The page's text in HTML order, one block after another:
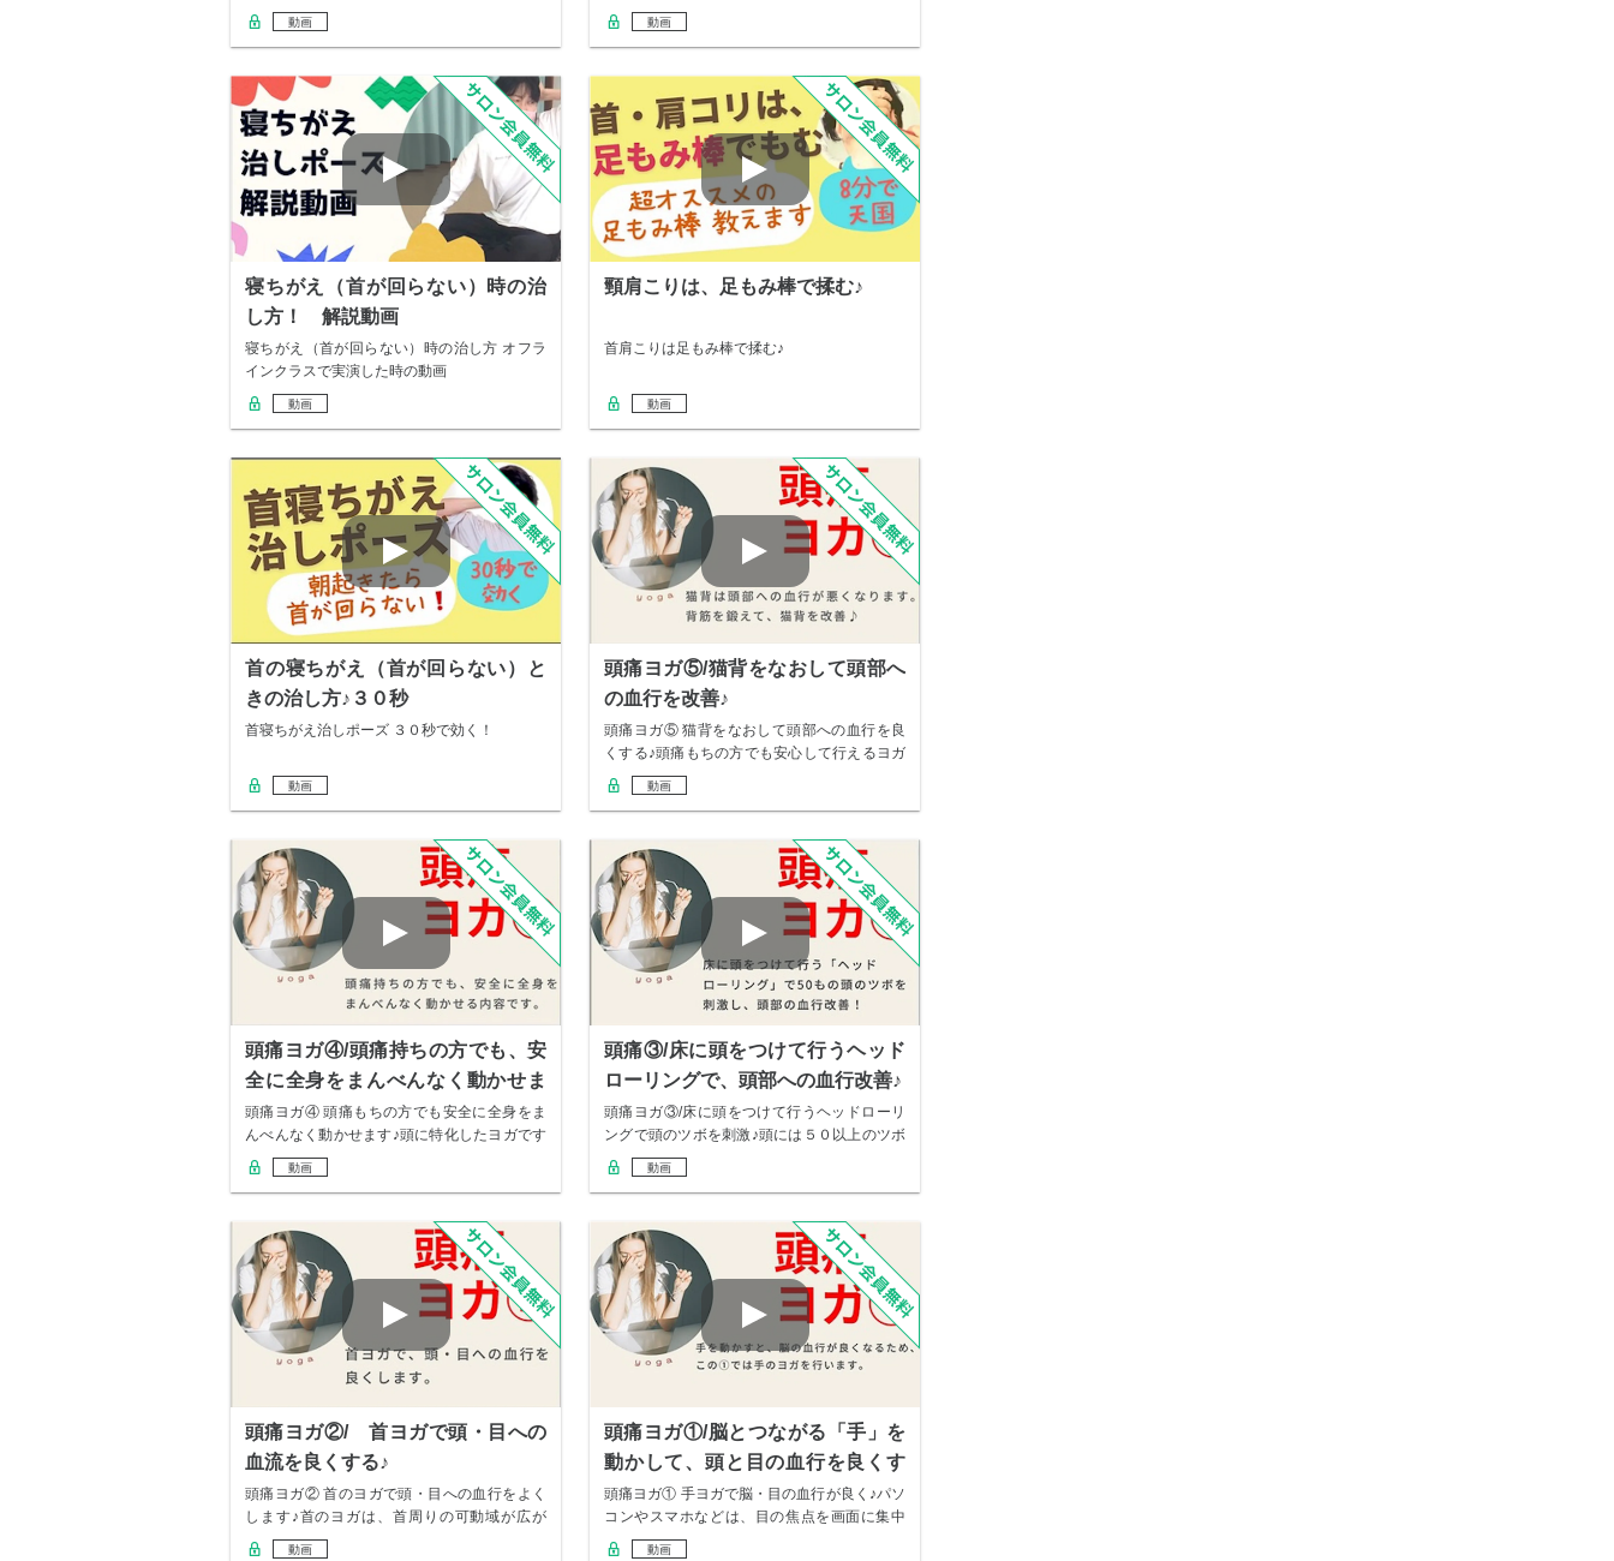
★最…
動画 動画
寝ちがえ（首が回らない）時の治
し方！ 解説動画
寝ちがえ（首が回らない）時の治し方 オフラ
インクラスで実演した時の動画
動画
頸肩こりは、足もみ棒で揉む♪
首肩こりは足もみ棒で揉む♪
動画
首の寝ちがえ（首が回らない）と
きの治し方♪３０秒
首寝ちがえ治しポーズ ３０秒で効く！
動画
頭痛ヨガ⑤/猫背をなおして頭部へ
の血行を改善♪
頭痛ヨガ⑤ 猫背をなおして頭部への血行を良
くする♪頭痛もちの方でも安心して行えるヨガ
の後編…
動画
頭痛ヨガ④/頭痛持ちの方でも、安
全に全身をまんべんなく動かせま
す。
頭痛ヨガ④ 頭痛もちの方でも安全に全身をま
んべんなく動かせます♪頭に特化したヨガです
が、全…
動画
頭痛③/床に頭をつけて行うヘッド
ローリングで、頭部への血行改善♪
頭痛ヨガ③/床に頭をつけて行うヘッドローリ
ングで頭のツボを刺激♪頭には５０以上のツボ
があり…
動画
頭痛ヨガ②/ 首ヨガで頭・目への
血流を良くする♪
頭痛ヨガ② 首のヨガで頭・目への血行をよく
します♪首のヨガは、首周りの可動域が広が
り、胸の…
動画
頭痛ヨガ①/脳とつながる「手」を
動かして、頭と目の血行を良くす
る♪
頭痛ヨガ① 手ヨガで脳・目の血行が良く♪パソ
コンやスマホなどは、目の焦点を画面に集中
させす…
動画